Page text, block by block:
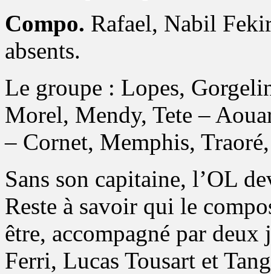
Compo. Rafael, Nabil
absents.
Le groupe : Lopes,
Morel, Mendy, Tete –
– Cornet, Memphis,
Sans son capitaine, l’OL
Reste à savoir qui le
être, accompagné par
Ferri, Lucas Tousart et